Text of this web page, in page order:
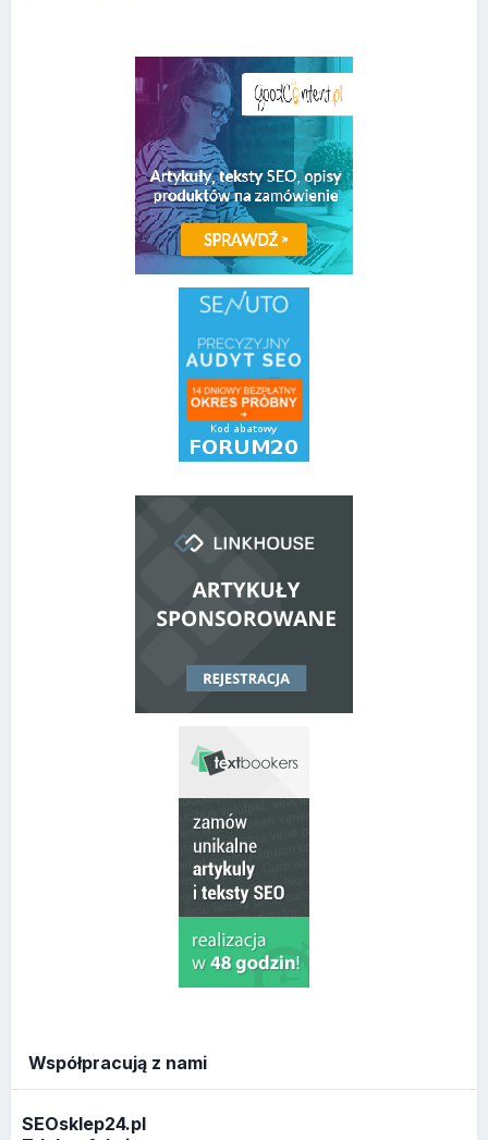
Współpracują z nami
SEOsklep24.pl